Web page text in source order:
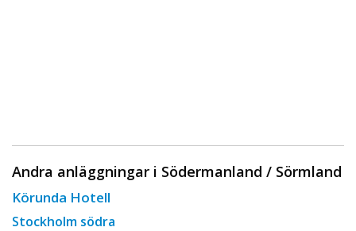
Andra anläggningar i Södermanland / Sörmland
Körunda Hotell
Stockholm södra